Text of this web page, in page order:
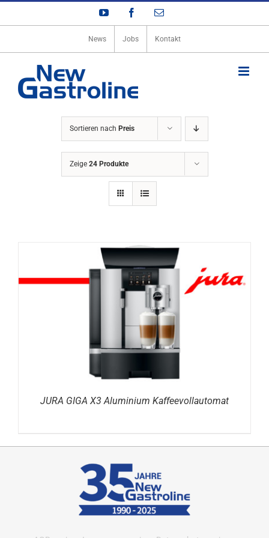
Zum
YouTube Facebook
E-
News Jobs Kontakt
Sortieren nach Preis
Zeige 24 Produkte
DETAILS
JURA GIGA X3 Aluminium Kaffeevollautomat